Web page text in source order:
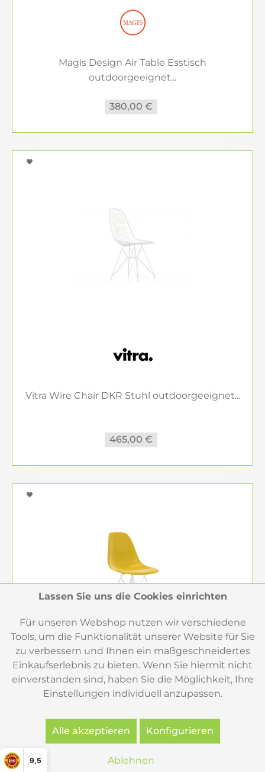
9,5
Magis Design Air Table Esstisch
outdoorgeeignet...
380,00 €
Vitra Wire Chair DKR Stuhl outdoorgeeignet...
465,00 €
Vitra Eames Plastic Side Chair DSR RE Stuhl...
Lassen Sie uns die Cookies einrichten
Für unseren Webshop nutzen wir verschiedene
Tools, um die Funktionalität unserer Website für Sie
zu verbessern und Ihnen ein maßgeschneidertes
Einkaufserlebnis zu bieten. Wenn Sie hiermit nicht
einverstanden sind, haben Sie die Möglichkeit, Ihre
Einstellungen individuell anzupassen.
Alle akzeptieren Konfigurieren
Ablehnen